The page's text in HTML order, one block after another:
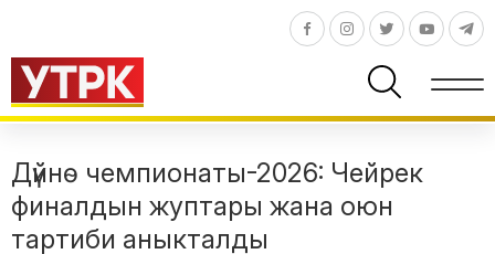
Дүйнө чемпионаты-2026: Чейрек
финалдын жуптары жана оюн
тартиби аныкталды